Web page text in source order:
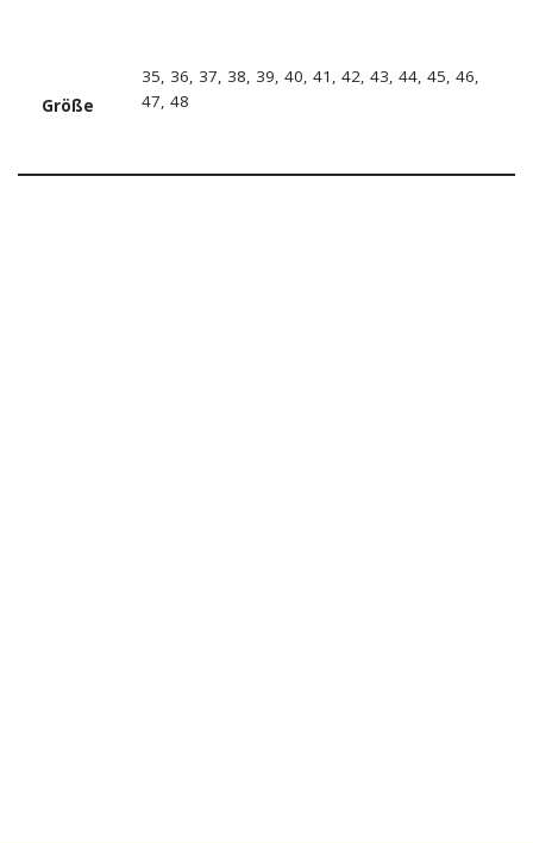
Größe
35, 36, 37, 38, 39, 40, 41, 42, 43, 44, 45, 46,
47, 48